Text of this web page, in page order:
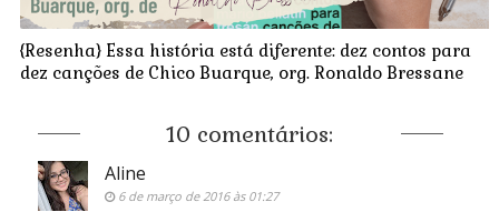
{Resenha} Essa história está diferente: dez contos para
dez canções de Chico Buarque, org. Ronaldo Bressane
10 comentários:
Aline
6 de março de 2016 às 01:27